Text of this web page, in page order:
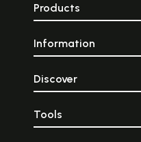
Products
Information
Discover
Tools